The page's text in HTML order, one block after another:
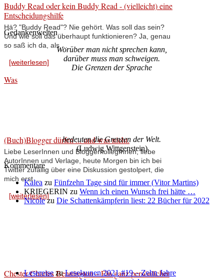
Buddy Read oder kein Buddy Read - (vielleicht) eine
Entscheidungshilfe
Hä? "Buddy Read"? Nie gehört. Was soll das sein?
Und wie soll das überhaupt funktionieren? Ja, genau
so saß ich da, als ...
[weiterlesen]
Was
(Buch)Blogger dürfen ... und was nicht.
Liebe LeserInnen und BloggerkollegInnen, liebe
AutorInnen und Verlage, heute Morgen bin ich bei
Twitter zufällig über eine Diskussion gestolpert, die
mich erst ...
[weiterlesen]
Chester Charles Bennington – Ein ganz persönlicher
Gedankenwelten
Worüber man nicht sprechen kann,
darüber muss man schweigen.
Die Grenzen der Sprache
bedeuten die Grenzen der Welt.
(Ludwig Wittgenstein)
Kommentare
Kalea zu Fünfzehn Tage sind für immer (Vitor Martins)
KRIEGERIN zu Wenn ich einen Wunsch frei hätte …
Nicolezu Die Schattenkämpferin liest: 22 Bücher für 2022
LesereisezuLeselaunen 2021 #19 – Zehn Jahre